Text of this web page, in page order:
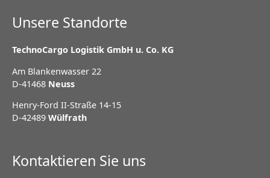
Unsere Standorte
TechnoCargo Logistik GmbH u. Co. KG
Am Blankenwasser 22
D-41468 Neuss
Henry-Ford II-Straße 14-15
D-42489 Wülfrath
Kontaktieren Sie uns